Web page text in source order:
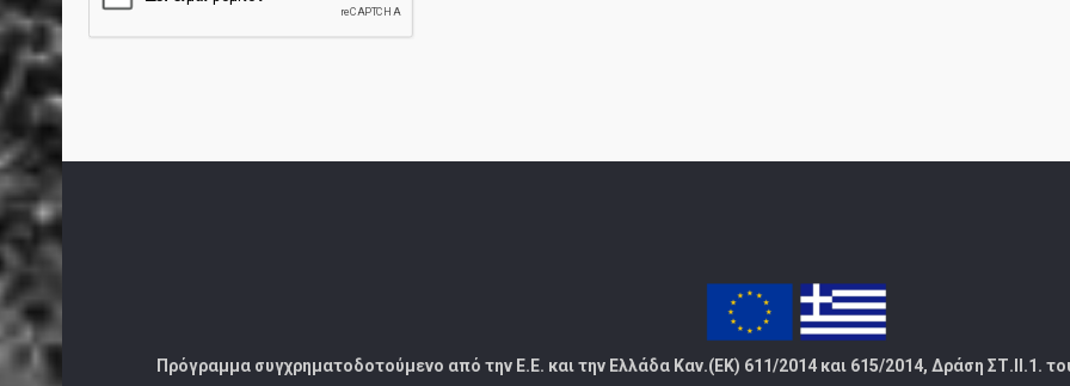
Πρόγραμμα συγχρηματοδοτούμενο από την Ε.Ε. και την Ελλάδα Καν.(ΕΚ) 611/2014 και 615/2014, Δράση ΣΤ.ΙΙ.1.